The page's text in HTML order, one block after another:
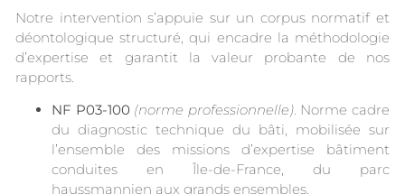
Notre intervention s’appuie sur un corpus normatif et
déontologique structuré, qui encadre la méthodologie
d’expertise et garantit la valeur probante de nos
rapports.
NF P03-100 (norme professionnelle). Norme cadre
du diagnostic technique du bâti, mobilisée sur
l’ensemble des missions d’expertise bâtiment
conduites en Île-de-France, du parc
haussmannien aux grands ensembles.